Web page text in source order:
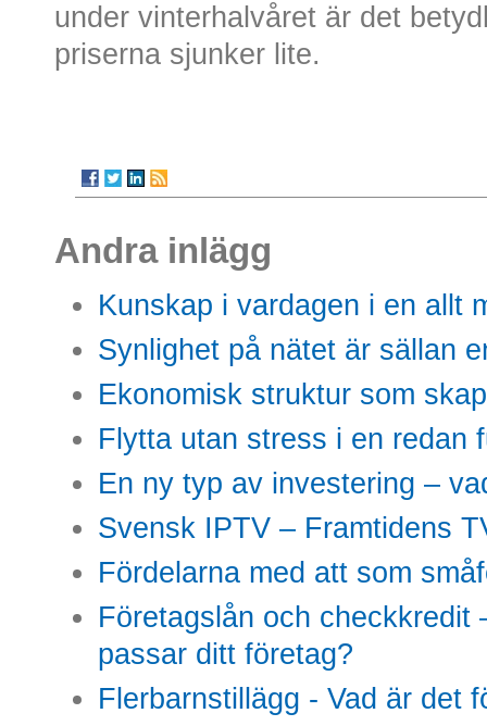
under vinterhalvåret är det
priserna sjunker lite.
Andra inlägg
Kunskap i vardagen i en allt
Synlighet på nätet är sällan
Ekonomisk struktur som
Flytta utan stress i en redan
En ny typ av investering –
Svensk IPTV – Framtidens
Fördelarna med att som
Företagslån och checkkredit
passar ditt företag?
Flerbarnstillägg - Vad är det